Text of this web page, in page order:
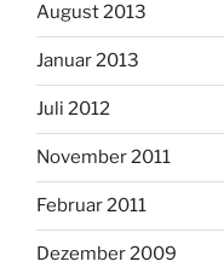
August 2013
Januar 2013
Juli 2012
November 2011
Februar 2011
Dezember 2009